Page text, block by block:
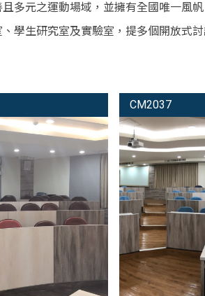
多元之運動場域，並擁有全國唯一風
學生研究室及實驗室，提多個開放式
CM2037